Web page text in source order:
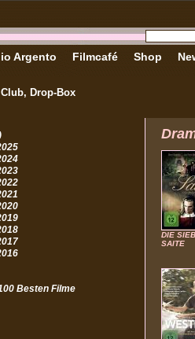
Drop-Box
Argento Filmcafé Shop
Besten Filme
DIE
SAITE